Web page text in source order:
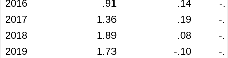
2016
.91 .14
-
2017
1.36 .19
-
2018
1.89 .08
-
2019
1.73 -.10
-